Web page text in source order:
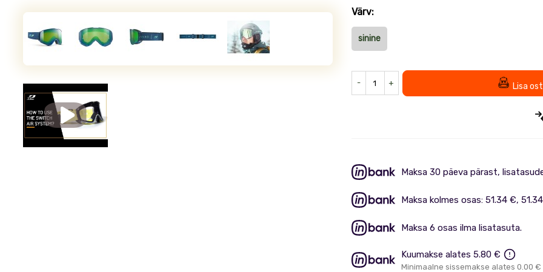
Värv:
sinine
- + Lisa
Maksa 30 päeva pärast,
Maksa kolmes osas: 51.34 €,
Maksa 6 osas ilma lisatasuta.
Kuumakse alates 5.80 €
Minimaalne sissemakse alates 0.00 €